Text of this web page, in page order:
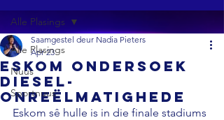
Alle Plasings
Nuus
Sportnuus
Alle Plasings
Eskom ondersoek
diesel-
onreëlmatighede
Saamgestel deur Nadia Pieters
Apr 23
Eskom sê hulle is in die finale stadiums